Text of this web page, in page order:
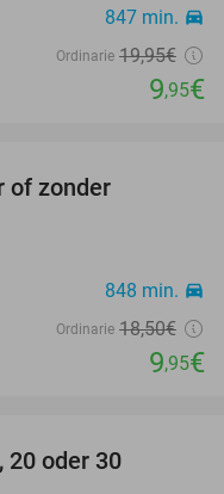
847 min. directions_car
Ordinarie 19,95€
9,95€
of zonder
848 min. directions_car
Ordinarie 18,50€
9,95€
20 oder 30